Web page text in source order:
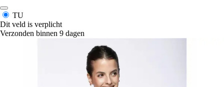
TU
Dit veld is verplicht
Verzonden binnen 9 dagen